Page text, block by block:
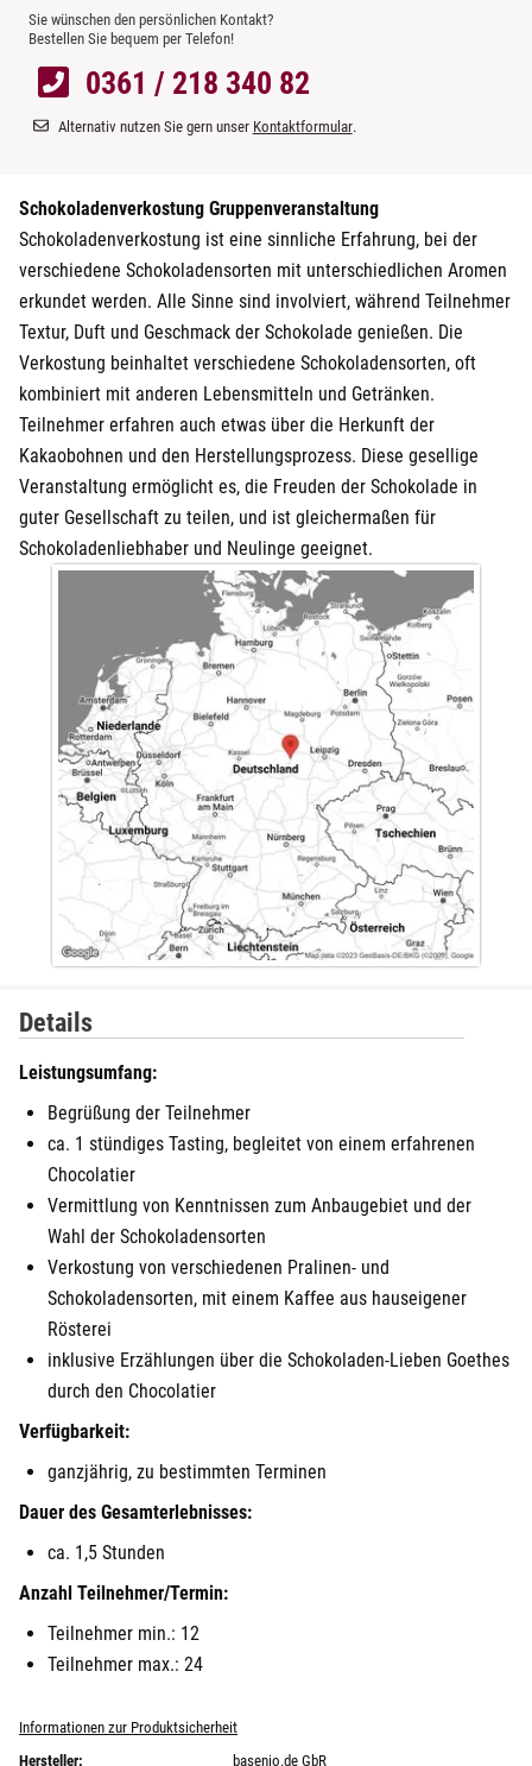
Sie wünschen den persönlichen Kontakt?
Bestellen Sie bequem per Telefon!
0361 / 218 340 82
Alternativ nutzen Sie gern unser Kontaktformular.
Schokoladenverkostung Gruppenveranstaltung
Schokoladenverkostung ist eine sinnliche Erfahrung, bei der
verschiedene Schokoladensorten mit unterschiedlichen Aromen
erkundet werden. Alle Sinne sind involviert, während Teilnehmer
Textur, Duft und Geschmack der Schokolade genießen. Die
Verkostung beinhaltet verschiedene Schokoladensorten, oft
kombiniert mit anderen Lebensmitteln und Getränken.
Teilnehmer erfahren auch etwas über die Herkunft der
Kakaobohnen und den Herstellungsprozess. Diese gesellige
Veranstaltung ermöglicht es, die Freuden der Schokolade in
guter Gesellschaft zu teilen, und ist gleichermaßen für
Schokoladenliebhaber und Neulinge geeignet.
Details
Leistungsumfang:
Begrüßung der Teilnehmer
ca. 1 stündiges Tasting, begleitet von einem erfahrenen
Chocolatier
Vermittlung von Kenntnissen zum Anbaugebiet und der
Wahl der Schokoladensorten
Verkostung von verschiedenen Pralinen- und
Schokoladensorten, mit einem Kaffee aus hauseigener
Rösterei
inklusive Erzählungen über die Schokoladen-Lieben Goethes
durch den Chocolatier
Verfügbarkeit:
ganzjährig, zu bestimmten Terminen
Dauer des Gesamterlebnisses:
ca. 1,5 Stunden
Anzahl Teilnehmer/Termin:
Teilnehmer min.: 12
Teilnehmer max.: 24
Informationen zur Produktsicherheit
Hersteller:
basenio.de GbR